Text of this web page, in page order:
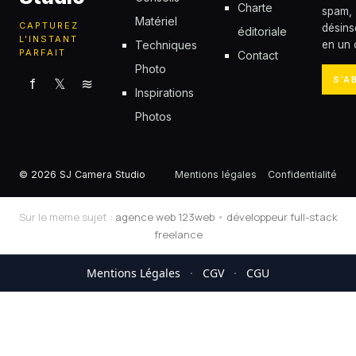
CAPTUREZ
L'INSTANT
PARFAIT
f 𝕏 ≋
Matériel
Techniques
Photo
Inspirations
Photos
Charte
éditoriale
Contact
spam,
en un
© 2026 SJ Camera Studio Mentions légales Confidentialité
Sur le meme sujet : agence web 123web• développeur full-stack
freelance
Mentions Légales · CGV · CGU